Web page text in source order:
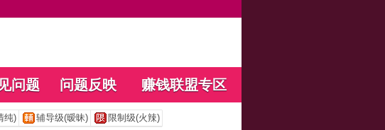
问题 问题反映 赚钱联盟专区
纯) 辅导级(暧昧) 限制级(火辣)